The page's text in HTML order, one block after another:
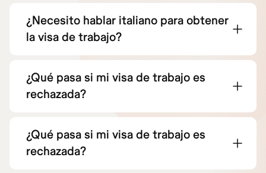
¿Necesito hablar italiano para obtener
la visa de trabajo?
¿Qué pasa si mi visa de trabajo es
rechazada?
¿Qué pasa si mi visa de trabajo es
rechazada?